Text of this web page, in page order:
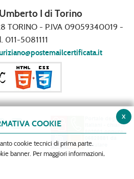
I di Torino
TORINO - P.IVA 09059340019 -
011-5081111
x
COOKIE
cookie tecnici di prima parte.
banner. Per maggiori informazioni,